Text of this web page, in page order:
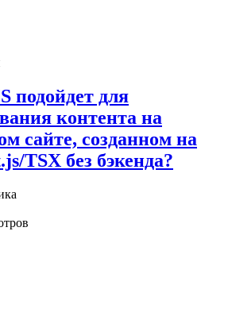
подойдет для
контента на
сайте, созданном на
TSX без бэкенда?